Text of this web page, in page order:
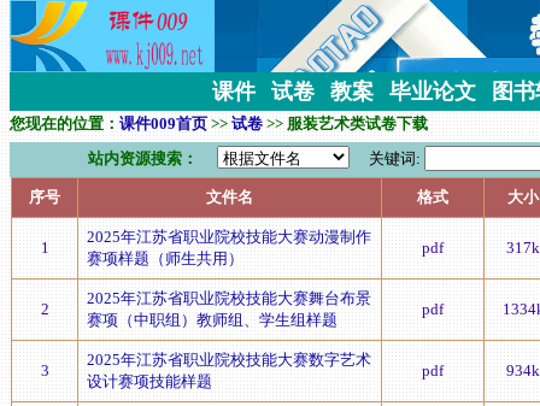
课件 试卷 教案 毕业论文 图
您现在的位置：课件009首页>>试卷>> 服装艺术类试卷下载
站内资源搜索：
关键词:
序号 文件名 格式 大小
1
2025年江苏省职业院校技能大赛动漫制作
赛项样题（师生共用）
pdf 317k
2
2025年江苏省职业院校技能大赛舞台布景
赛项（中职组）教师组、学生组样题
pdf
3
2025年江苏省职业院校技能大赛数字艺术
设计赛项技能样题
pdf 934k